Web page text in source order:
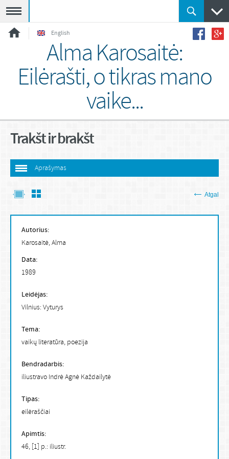
English
Alma Karosaitė:
Eilėrašti, o tikras mano
vaike...
Trakšt ir brakšt
Aprašymas
Atgal
Autorius:
Karosaitė, Alma
Data:
1989
Leidėjas:
Vilnius: Vyturys
Tema:
vaikų literatūra, poezija
Bendradarbis:
iliustravo Indrė Agnė Každailytė
Tipas:
eilėraščiai
Apimtis:
46, [1] p.: iliustr.